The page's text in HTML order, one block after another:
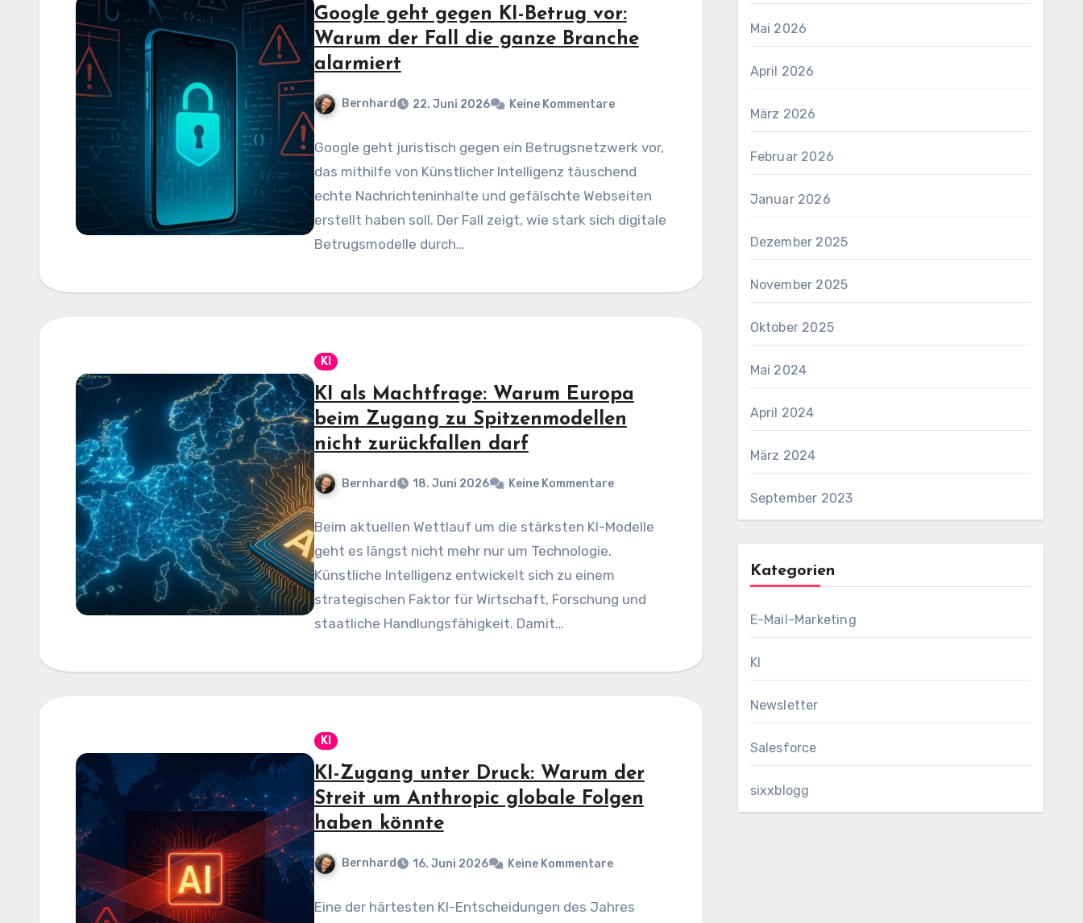
Google geht gegen KI-Betrug vor:
Warum der Fall die ganze Branche
alarmiert
Bernhard 22. Juni 2026 Keine Kommentare
Google geht juristisch gegen ein Betrugsnetzwerk vor,
das mithilfe von Künstlicher Intelligenz täuschend
echte Nachrichteninhalte und gefälschte Webseiten
erstellt haben soll. Der Fall zeigt, wie stark sich digitale
Betrugsmodelle durch…
KI
KI als Machtfrage: Warum Europa
beim Zugang zu Spitzenmodellen
nicht zurückfallen darf
Bernhard 18. Juni 2026 Keine Kommentare
Beim aktuellen Wettlauf um die stärksten KI-Modelle
geht es längst nicht mehr nur um Technologie.
Künstliche Intelligenz entwickelt sich zu einem
strategischen Faktor für Wirtschaft, Forschung und
staatliche Handlungsfähigkeit. Damit…
KI
KI-Zugang unter Druck: Warum der
Streit um Anthropic globale Folgen
haben könnte
Bernhard 16. Juni 2026 Keine Kommentare
Eine der härtesten KI-Entscheidungen des Jahres
Mai 2026
April 2026
März 2026
Februar 2026
Januar 2026
Dezember 2025
November 2025
Oktober 2025
Mai 2024
April 2024
März 2024
September 2023
Kategorien
E-Mail-Marketing
KI
Newsletter
Salesforce
sixxblogg